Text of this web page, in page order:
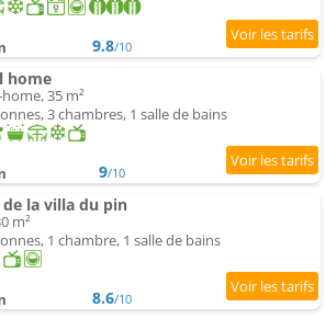
9.8/10
home
35 m²
3 chambres, 1 salle de bains
9/10
de la villa du pin
m²
1 chambre, 1 salle de bains
8.6/10